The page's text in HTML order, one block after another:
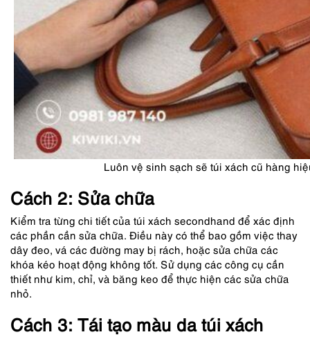
Luôn vệ sinh sạch sẽ túi xách cũ hàng
Cách 2: Sửa chữa
Kiểm tra từng chi tiết của túi xách secondhand để xác định
các phần cần sửa chữa. Điều này có thể bao gồm việc thay
dây đeo, vá các đường may bị rách, hoặc sửa chữa các
khóa kéo hoạt động không tốt. Sử dụng các công cụ cần
thiết như kim, chỉ, và băng keo để thực hiện các sửa chữa
nhỏ.
Cách 3: Tái tạo màu da túi xách